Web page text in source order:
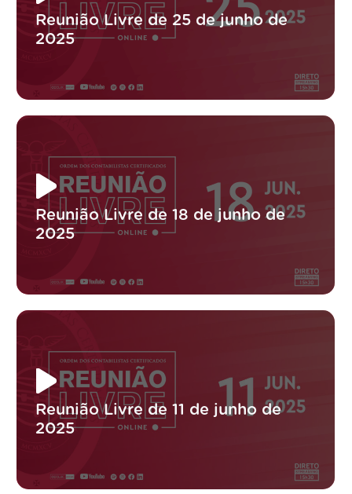
Reunião Livre de 25 de junho de
2025
Reunião Livre de 18 de junho de
2025
Reunião Livre de 11 de junho de
2025